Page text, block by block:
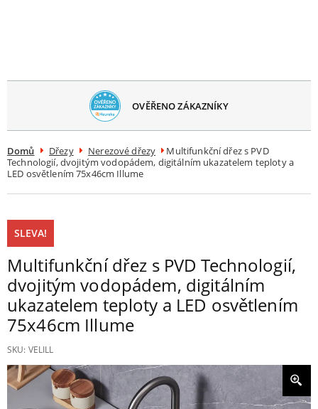
BEZPLATNÉ
DORUČENÍ
Domů Dřezy Nerezové dřezy
Multifunkční dřez s PVD
Technologií, dvojitým vodopádem, digitálním ukazatelem teploty a
LED osvětlením 75x46cm Illume
Multifunkční dřez s PVD Technologií,
dvojitým vodopádem, digitálním
ukazatelem teploty a LED osvětlením
75x46cm Illume
SLEVA!
SKU: VELILL